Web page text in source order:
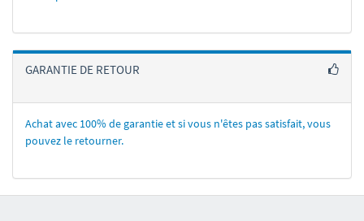
GARANTIE DE RETOUR
Achat avec 100% de garantie et si vous n'êtes pas satisfait, vous
pouvez le retourner.